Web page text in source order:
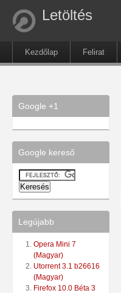
Letöltés
Kezdőlap Felirat
Google +1
Google kereső
Legújabb
Opera Mini 7
(Magyar)
Utorrent 3.1 b26616
(Magyar)
Firefox 10.0 Béta 3